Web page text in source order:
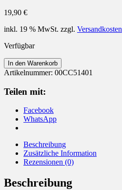
19,90 €
inkl. 19 % MwSt. zzgl. Versandkosten
Verfügbar
Creolen
Holz
Menge
In den Warenkorb
Artikelnummer: 00CC51401
Teilen mit:
Facebook
WhatsApp
Beschreibung
Zusätzliche Information
Rezensionen (0)
Beschreibung